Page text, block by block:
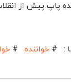
پاپ پیش از
:
# خواننده #